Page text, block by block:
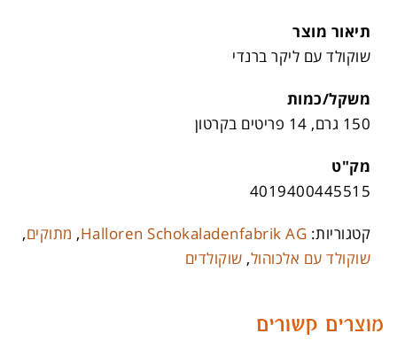
תיאור מוצר
שוקולד עם ליקר ברנדי
משקל/כמות
150 גרם, 14 פריטים בקרטון
מק"ט
4019400445515
קטגוריות: Halloren Schokaladenfabrik AG
, מתוקים,
שוקולד עם אלכוהול, שוקולדים
מוצרים קשורים